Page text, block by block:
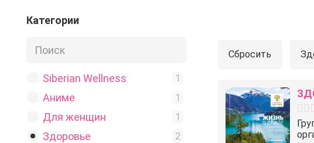
Категории
Siberian Wellness 1
Аниме 1
Для женщин 1
Здоровье 2
Сбросить